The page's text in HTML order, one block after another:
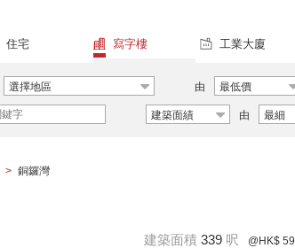
住宅 寫字樓 工業大廈
選擇地區 由 最低價
建築面績 由 最細
> 銅鑼灣
建築面積 339 呎 @HK$ 59